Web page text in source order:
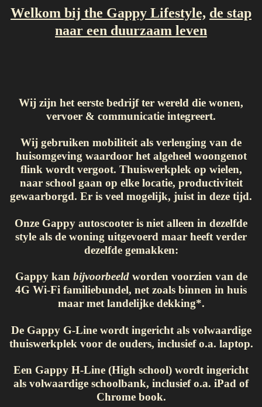
Welkom bij the Gappy Lifestyle, de stap
naar een duurzaam leven
Wij zijn het eerste bedrijf ter wereld die wonen,
vervoer & communicatie integreert.
Wij gebruiken mobiliteit als verlenging van de
huisomgeving waardoor het algeheel woongenot
flink wordt vergoot. Thuiswerkplek op wielen,
naar school gaan op elke locatie, productiviteit
gewaarborgd. Er is veel mogelijk, juist in deze tijd.
Onze Gappy autoscooter is niet alleen in dezelfde
style als de woning uitgevoerd maar heeft verder
dezelfde gemakken:
Gappy kan bijvoorbeeldworden voorzien van de
4G Wi-Fi familiebundel, net zoals binnen in huis
maar met landelijke dekking*.
De Gappy G-Line wordt ingericht als volwaardige
thuiswerkplek voor de ouders, inclusief o.a. laptop.
Een Gappy H-Line (High school) wordt ingericht
als volwaardige schoolbank, inclusief o.a. iPad of
Chrome book.